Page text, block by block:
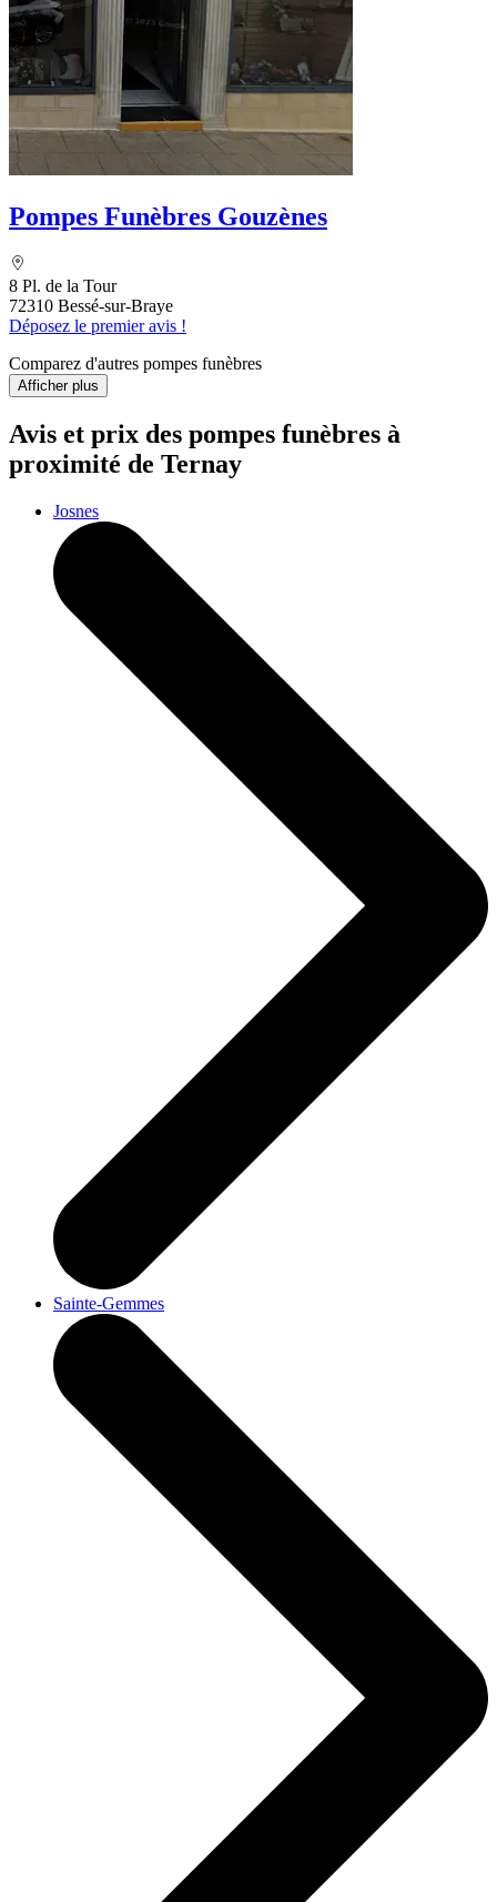
Pompes Funèbres Gouzènes
8 Pl. de la Tour
72310 Bessé-sur-Braye
Déposez le premier avis !
Comparez d'autres pompes funèbres
Afficher plus
Avis et prix des pompes funèbres à
proximité de Ternay
Josnes
Sainte-Gemmes